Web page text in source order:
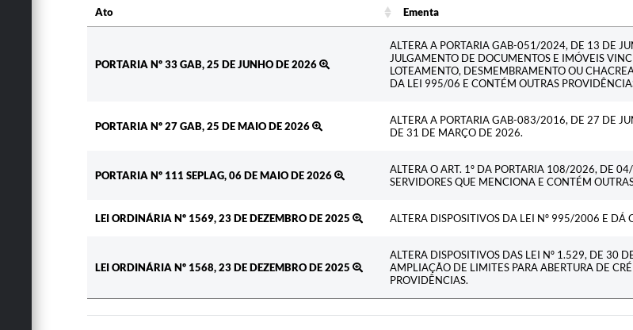
Ato Ementa
PORTARIA Nº 33 GAB, 25 DE JUNHO DE 2026
ALTERA A PORTARIA GAB-051/2024, DE 13 DE
JULGAMENTO DE DOCUMENTOS E IMÓVEIS
LOTEAMENTO, DESMEMBRAMENTO OU
DA LEI 995/06 E CONTÉM OUTRAS
PORTARIA Nº 27 GAB, 25 DE MAIO DE 2026
ALTERA A PORTARIA GAB-083/2016, DE 27 DE
DE 31 DE MARÇO DE 2026.
PORTARIA Nº 111 SEPLAG, 06 DE MAIO DE 2026
ALTERA O ART. 1º DA PORTARIA 108/2026, DE
SERVIDORES QUE MENCIONA E CONTÉM
LEI ORDINÁRIA Nº 1569, 23 DE DEZEMBRO DE 2025 ALTERA DISPOSITIVOS DA LEI Nº 995/2006 E DÁ
LEI ORDINÁRIA Nº 1568, 23 DE DEZEMBRO DE 2025
ALTERA DISPOSITIVOS DAS LEI Nº 1.529, DE 30
AMPLIAÇÃO DE LIMITES PARA ABERTURA DE
PROVIDÊNCIAS.